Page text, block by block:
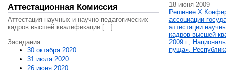
Аттестационная Комиссия
Аттестация научных и научно-педагогических
кадров высшей квалификации […]
Заседания:
30 октября 2020
31 июля 2020
26 июня 2020
18 июня 2009
Решение X
ассоциации
аттестации
кадров высшей
2009 г.,
пуща»,